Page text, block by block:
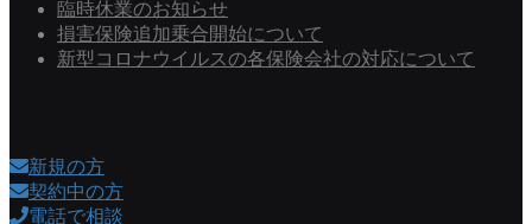
臨時休業のお知らせ
損害保険追加乗合開始について
新型コロナウイルスの各保険会社の対応について
新規の方
契約中の方
電話で相談